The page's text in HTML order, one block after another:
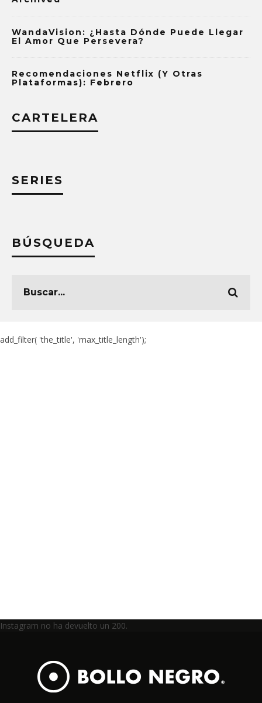
WandaVision: ¿Hasta Dónde Puede Llegar
El Amor Que Persevera?
Recomendaciones Netflix (y Otras
Plataformas): Febrero
CARTELERA
SERIES
BÚSQUEDA
add_filter( 'the_title', 'max_title_length');
Instagram no ha devuelto un 200.